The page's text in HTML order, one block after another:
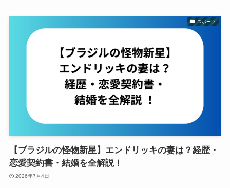
スポーツ
【ブラジルの怪物新星】エンドリッキの妻は？経歴・
恋愛契約書・結婚を全解説！
2026年7月4日